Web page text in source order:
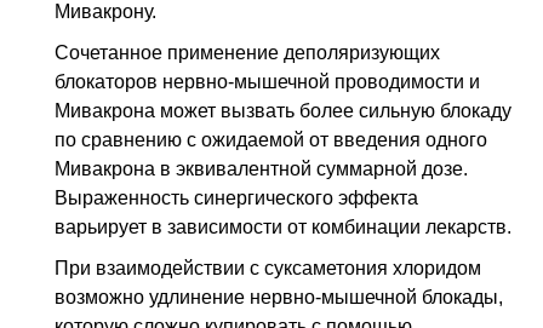
Мивакрону.
Сочетанное применение деполяризующих
блокаторов нервно-мышечной проводимости и
Мивакрона может вызвать более сильную блокаду
по сравнению с ожидаемой от введения одного
Мивакрона в эквивалентной суммарной дозе.
Выраженность синергического эффекта
варьирует в зависимости от комбинации лекарств.
При взаимодействии с суксаметония хлоридом
возможно удлинение нервно-мышечной блокады,